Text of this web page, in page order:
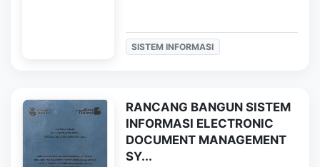
SISTEM INFORMASI
RANCANG BANGUN SISTEM
INFORMASI ELECTRONIC
DOCUMENT MANAGEMENT
SY...